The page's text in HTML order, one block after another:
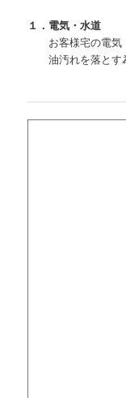
１．電気・水道
お客様宅の電気・
油汚れを落とす